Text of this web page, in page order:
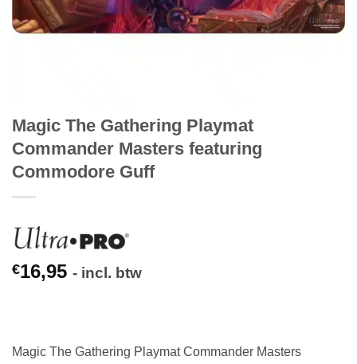
Magic The Gathering Playmat
Commander Masters featuring
Commodore Guff
€16,95 - incl. btw
Magic The Gathering Playmat Commander Masters